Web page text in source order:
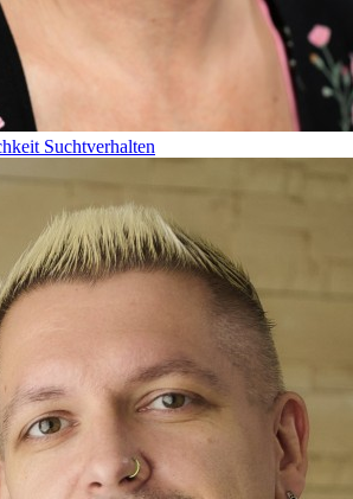
Suchtverhalten